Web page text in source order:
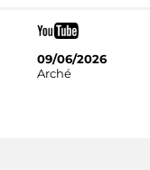
09/06/2026
Arché